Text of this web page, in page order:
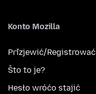
Konto Mozilla
Přizjewić/Registrować
Što to je?
Hesło wróćo stajić